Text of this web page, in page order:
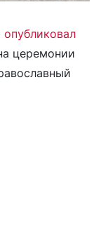
опубликовал
церемонии